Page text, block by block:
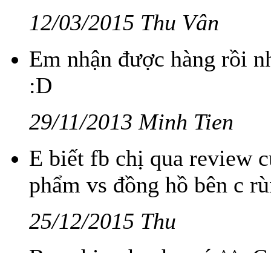
12/03/2015 Thu Vân
Em nhận được hàng rồi
:D
29/11/2013 Minh Tien
E biết fb chị qua review
phẩm vs đồng hồ bên c
25/12/2015 Thu